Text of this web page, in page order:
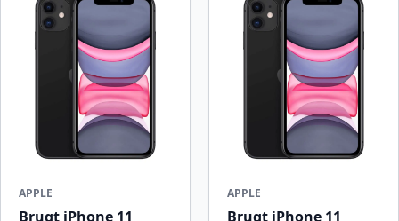
APPLE
Brugt iPhone 11
APPLE
Brugt iPhone 11